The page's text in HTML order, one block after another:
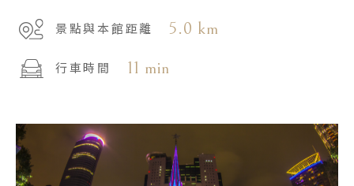
景點與本館距離 5.0 km
行車時間 11 min